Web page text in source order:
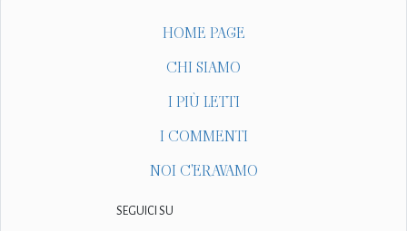
HOME PAGE
CHI SIAMO
I PIÙ LETTI
I COMMENTI
NOI C'ERAVAMO
SEGUICI SU